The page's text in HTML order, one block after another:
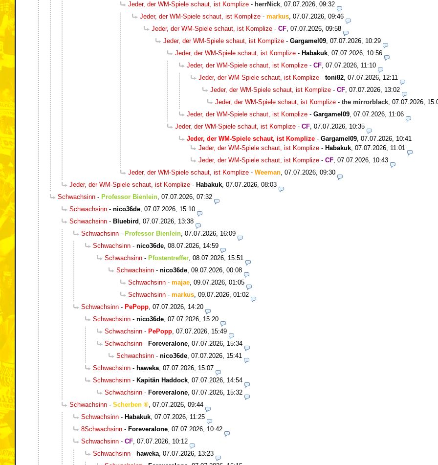
Jeder, der WM-Spiele schaut, ist Komplize - herrNick, 07.07.2026, 09:32
Jeder, der WM-Spiele schaut, ist Komplize - markus, 07.07.2026, 09:46
Jeder, der WM-Spiele schaut, ist Komplize - CF, 07.07.2026, 09:58
Jeder, der WM-Spiele schaut, ist Komplize - Gargamel09, 07.07.2026, 10:29
Jeder, der WM-Spiele schaut, ist Komplize - Habakuk, 07.07.2026, 10:56
Jeder, der WM-Spiele schaut, ist Komplize - CF, 07.07.2026, 11:10
Jeder, der WM-Spiele schaut, ist Komplize - toni82, 07.07.2026, 12:11
Jeder, der WM-Spiele schaut, ist Komplize - CF, 07.07.2026, 13:02
Jeder, der WM-Spiele schaut, ist Komplize - the mirrorblack, 07.07.2026,
Jeder, der WM-Spiele schaut, ist Komplize - Gargamel09, 07.07.2026, 11:06
Jeder, der WM-Spiele schaut, ist Komplize - CF, 07.07.2026, 10:35
Jeder, der WM-Spiele schaut, ist Komplize - Gargamel09, 07.07.2026, 10:41
Jeder, der WM-Spiele schaut, ist Komplize - Habakuk, 07.07.2026, 11:01
Jeder, der WM-Spiele schaut, ist Komplize - CF, 07.07.2026, 10:43
Jeder, der WM-Spiele schaut, ist Komplize - Weeman, 07.07.2026, 09:30
Jeder, der WM-Spiele schaut, ist Komplize - Habakuk, 07.07.2026, 08:03
Schwachsinn - Professor Bienlein, 07.07.2026, 07:32
Schwachsinn - nico36de, 07.07.2026, 15:10
Schwachsinn - Bluebird , 07.07.2026, 13:38
Schwachsinn - Professor Bienlein, 07.07.2026, 16:09
Schwachsinn - nico36de, 08.07.2026, 14:59
Schwachsinn - Pfostentreffer, 08.07.2026, 15:51
Schwachsinn - nico36de, 09.07.2026, 00:08
Schwachsinn - majae, 09.07.2026, 01:05
Schwachsinn - markus, 09.07.2026, 01:02
Schwachsinn - PePopp, 07.07.2026, 14:20
Schwachsinn - nico36de, 07.07.2026, 15:20
Schwachsinn - PePopp, 07.07.2026, 15:49
Schwachsinn - Foreveralone, 07.07.2026, 15:34
Schwachsinn - nico36de, 07.07.2026, 15:41
Schwachsinn - haweka, 07.07.2026, 15:07
Schwachsinn - Kapitän Haddock, 07.07.2026, 14:54
Schwachsinn - Foreveralone, 07.07.2026, 15:32
Schwachsinn - Scherben , 07.07.2026, 09:44
Schwachsinn - Habakuk, 07.07.2026, 11:25
8Schwachsinn - Foreveralone, 07.07.2026, 10:42
Schwachsinn - CF, 07.07.2026, 10:12
Schwachsinn - haweka, 07.07.2026, 13:23